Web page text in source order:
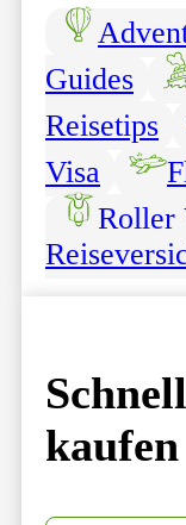
Guides
Reisetips
Visa
Roller
kaufen